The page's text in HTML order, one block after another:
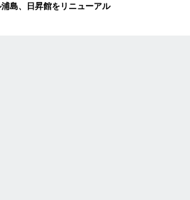
島、日昇館をリニューアル